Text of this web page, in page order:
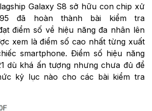
Galaxy S8 sở hữu con chip xử
đã hoàn thành bài kiểm tra
điểm số về hiệu năng đa nhân lên
xem là điểm số cao nhất từng xuất
smartphone. Điểm số hiệu năng
dù khá ấn tượng nhưng chưa đủ để
kỷ lục nào cho các bài kiểm tra